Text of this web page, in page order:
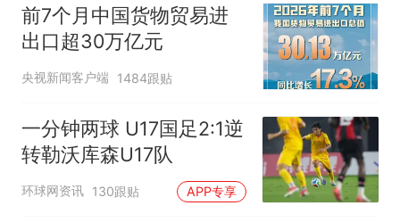
前7个月中国货物贸易进
出口超30万亿元
央视新闻客户端 1484跟贴
一分钟两球 U17国足2:1逆
转勒沃库森U17队
环球网资讯 130跟贴 APP专享